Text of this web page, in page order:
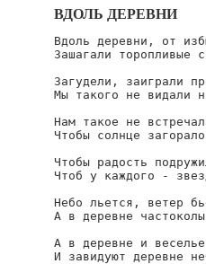
ВДОЛЬ ДЕРЕВНИ
Вдоль деревни, от
Зашагали торопливые
Загудели, заиграли
Мы такого не видали
Нам такое не
Чтобы солнце
Чтобы радость
Чтоб у каждого -
Небо льется, ветер
А в деревне
А в деревне и
И завидуют деревне